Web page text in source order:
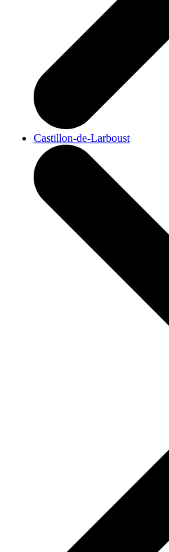
Castillon-de-Larboust